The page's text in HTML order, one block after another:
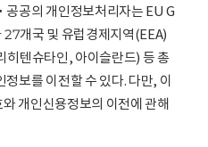
공의 개인정보처리자는 EU G
개국 및 유럽경제지역(EEA)
히텐슈타인, 아이슬란드) 등 총
보를 이전할 수 있다. 다만, 이
개인신용정보의 이전에 관해